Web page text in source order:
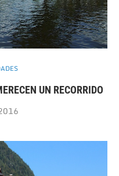
UN RECORRIDO